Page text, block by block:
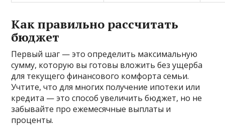
Как правильно рассчитать
бюджет
Первый шаг — это определить максимальную
сумму, которую вы готовы вложить без ущерба
для текущего финансового комфорта семьи.
Учтите, что для многих получение ипотеки или
кредита — это способ увеличить бюджет, но не
забывайте про ежемесячные выплаты и
проценты.